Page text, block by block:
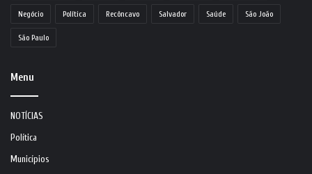
Negócio Política Recôncavo Salvador Saúde São João
São Paulo
Menu
NOTÍCIAS
Política
Municípios